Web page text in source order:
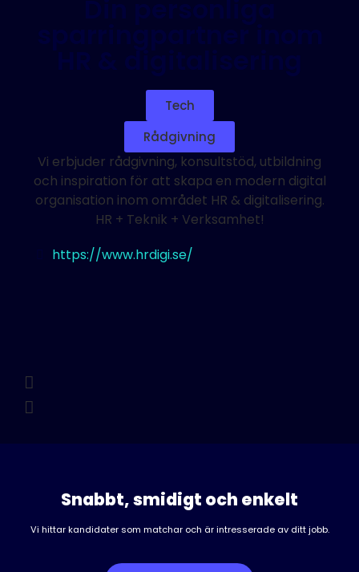
Tech
Rådgivning
Vi erbjuder rådgivning, konsultstöd, utbildning
och inspiration för att skapa en modern digital
organisation inom området HR & digitalisering.
HR + Teknik + Verksamhet!
https://www.hrdigi.se/
Snabbt, smidigt och enkelt
Vi hittar kandidater som matchar och är intresserade av ditt jobb.